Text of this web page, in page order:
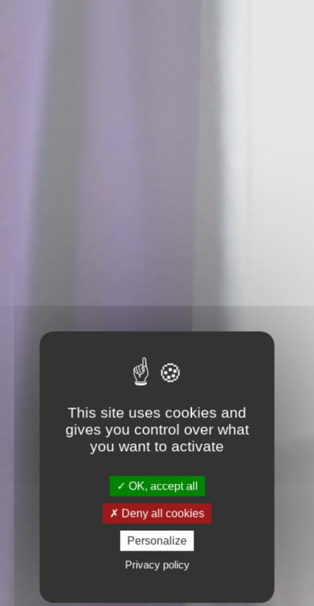
This site uses cookies and
gives you control over what
you want to activate
OK, accept all
Deny all cookies
Personalize
Privacy policy